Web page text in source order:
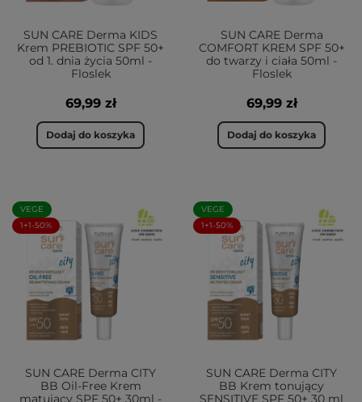
SUN CARE Derma KIDS
Krem PREBIOTIC SPF 50+
od 1. dnia życia 50ml -
Floslek
69,99 zł
Dodaj do koszyka
SUN CARE Derma
COMFORT KREM SPF 50+
do twarzy i ciała 50ml -
Floslek
69,99 zł
Dodaj do koszyka
VEGE
1+1-50%
SUN CARE Derma CITY
BB Oil-Free Krem
matujący SPF 50+ 30ml -
VEGE
1+1-50%
SUN CARE Derma CITY
BB Krem tonujący
SENSITIVE SPF 50+ 30 ml